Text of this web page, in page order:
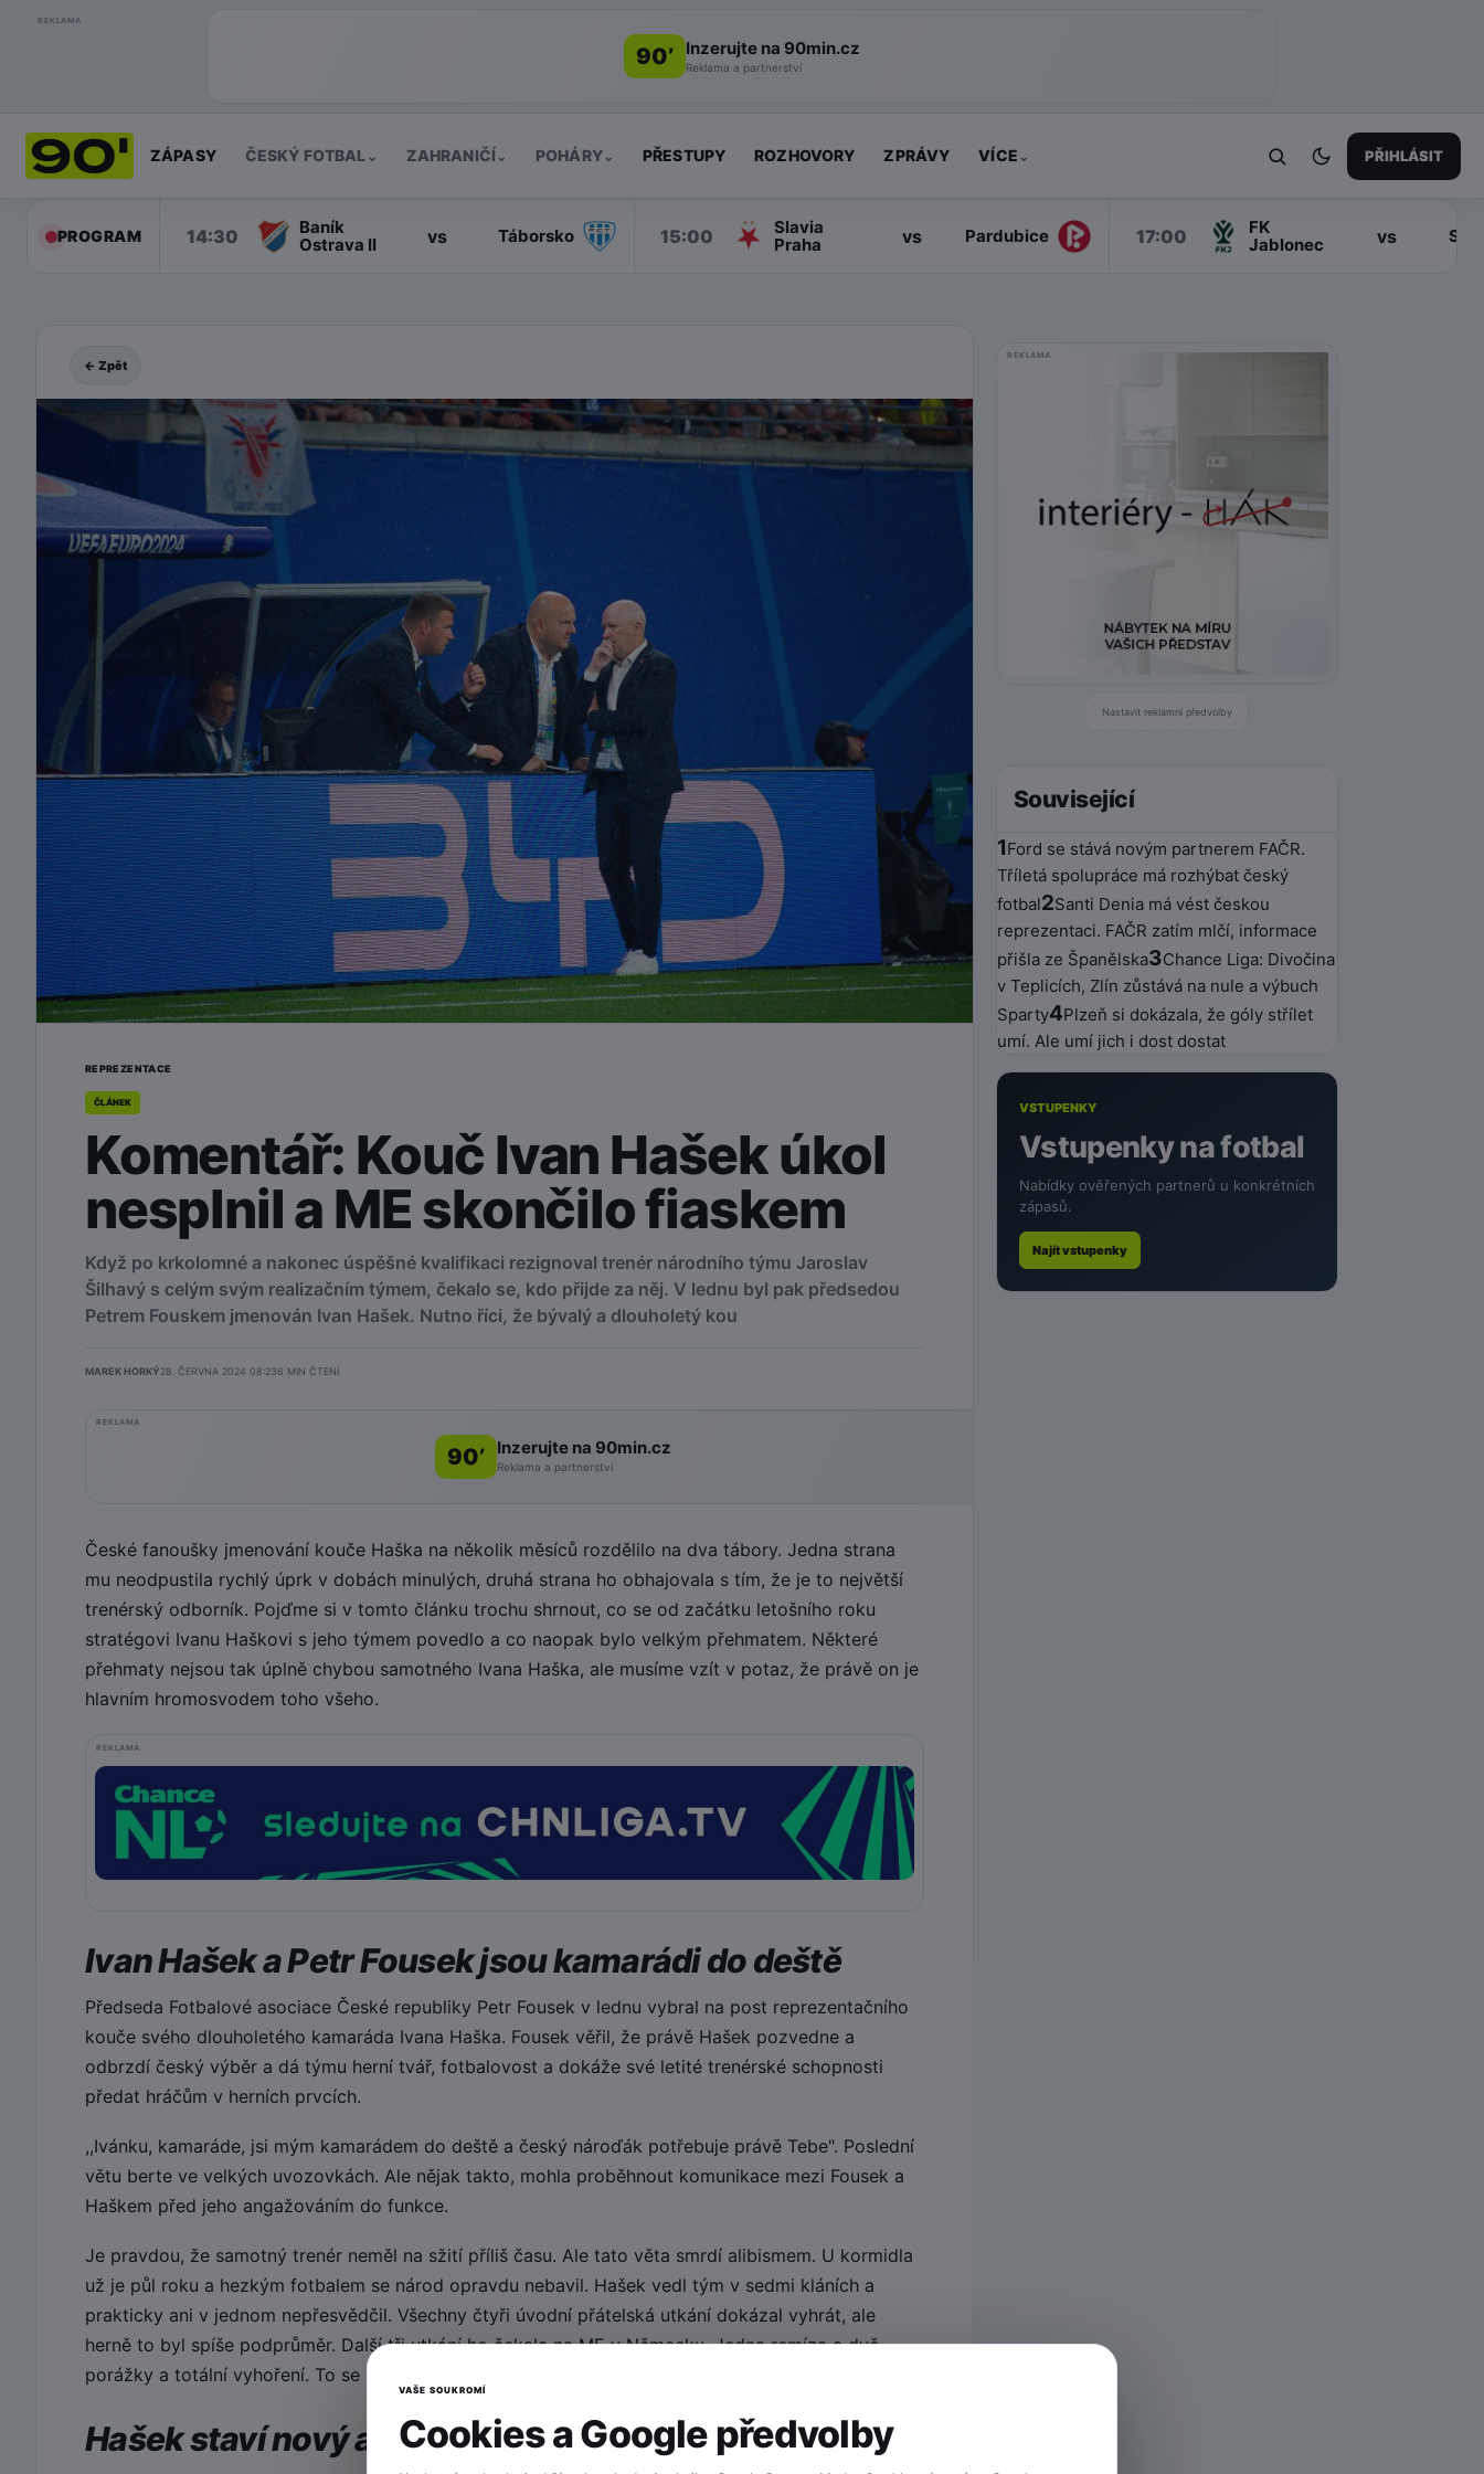
REKLAMA
90’ Inzerujte na 90min.cz
Reklama a partnerství
ZÁPASY ČESKÝ FOTBAL ⌄ ZAHRANIČÍ ⌄ POHÁRY⌄ PŘESTUPY ROZHOVORY ZPRÁVY VÍCE ⌄ PŘIHLÁSIT
PROGRAM 14:30
Baník
Ostrava II
vs Táborsko 15:00
Slavia
Praha
vs Pardubice 17:00
FK
Jablonec
vs
← Zpět
REPREZENTACE
ČLÁNEK
Komentář: Kouč Ivan Hašek úkol
nesplnil a ME skončilo fiaskem
Když po krkolomné a nakonec úspěšné kvalifikaci rezignoval trenér národního týmu Jaroslav
Šilhavý s celým svým realizačním týmem, čekalo se, kdo přijde za něj. V lednu byl pak předsedou
Petrem Fouskem jmenován Ivan Hašek. Nutno říci, že bývalý a dlouholetý kou
MAREK HORKÝ28. ČERVNA 2024 08:236 MIN ČTENÍ
REKLAMA
90’ Inzerujte na 90min.cz
Reklama a partnerství
České fanoušky jmenování kouče Haška na několik měsíců rozdělilo na dva tábory. Jedna strana
mu neodpustila rychlý úprk v dobách minulých, druhá strana ho obhajovala s tím, že je to největší
trenérský odborník. Pojďme si v tomto článku trochu shrnout, co se od začátku letošního roku
stratégovi Ivanu Haškovi s jeho týmem povedlo a co naopak bylo velkým přehmatem. Některé
přehmaty nejsou tak úplně chybou samotného Ivana Haška, ale musíme vzít v potaz, že právě on je
hlavním hromosvodem toho všeho.
REKLAMA
Ivan Hašek a Petr Fousek jsou kamarádi do deště
Předseda Fotbalové asociace České republiky Petr Fousek v lednu vybral na post reprezentačního
kouče svého dlouholetého kamaráda Ivana Haška. Fousek věřil, že právě Hašek pozvedne a
odbrzdí český výběr a dá týmu herní tvář, fotbalovost a dokáže své letité trenérské schopnosti
předat hráčům v herních prvcích.
,,Ivánku, kamaráde, jsi mým kamarádem do deště a český nároďák potřebuje právě Tebe". Poslední
větu berte ve velkých uvozovkách. Ale nějak takto, mohla proběhnout komunikace mezi Fousek a
Haškem před jeho angažováním do funkce.
Je pravdou, že samotný trenér neměl na sžití příliš času. Ale tato věta smrdí alibismem. U kormidla
už je půl roku a hezkým fotbalem se národ opravdu nebavil. Hašek vedl tým v sedmi kláních a
prakticky ani v jednom nepřesvědčil. Všechny čtyři úvodní přátelská utkání dokázal vyhrát, ale
herně to byl spíše podprůměr. Další tři utkání ho čekala na ME v Německu. Jedna remíza a dvě
porážky a totální vyhoření. To se opravdu nepovedlo, trenére!
Hašek staví nový a mladý tým
REKLAMA
Nastavit reklamní předvolby
Související
1Ford se stává novým partnerem FAČR.
Tříletá spolupráce má rozhýbat český
fotbal2Santi Denia má vést českou
reprezentaci. FAČR zatím mlčí, informace
přišla ze Španělska3Chance Liga: Divočina
v Teplicích, Zlín zůstává na nule a výbuch
Sparty4Plzeň si dokázala, že góly střílet
umí. Ale umí jich i dost dostat
VSTUPENKY
Vstupenky na fotbal
Nabídky ověřených partnerů u konkrétních
zápasů.
Najít vstupenky
VAŠE SOUKROMÍ
Cookies a Google předvolby